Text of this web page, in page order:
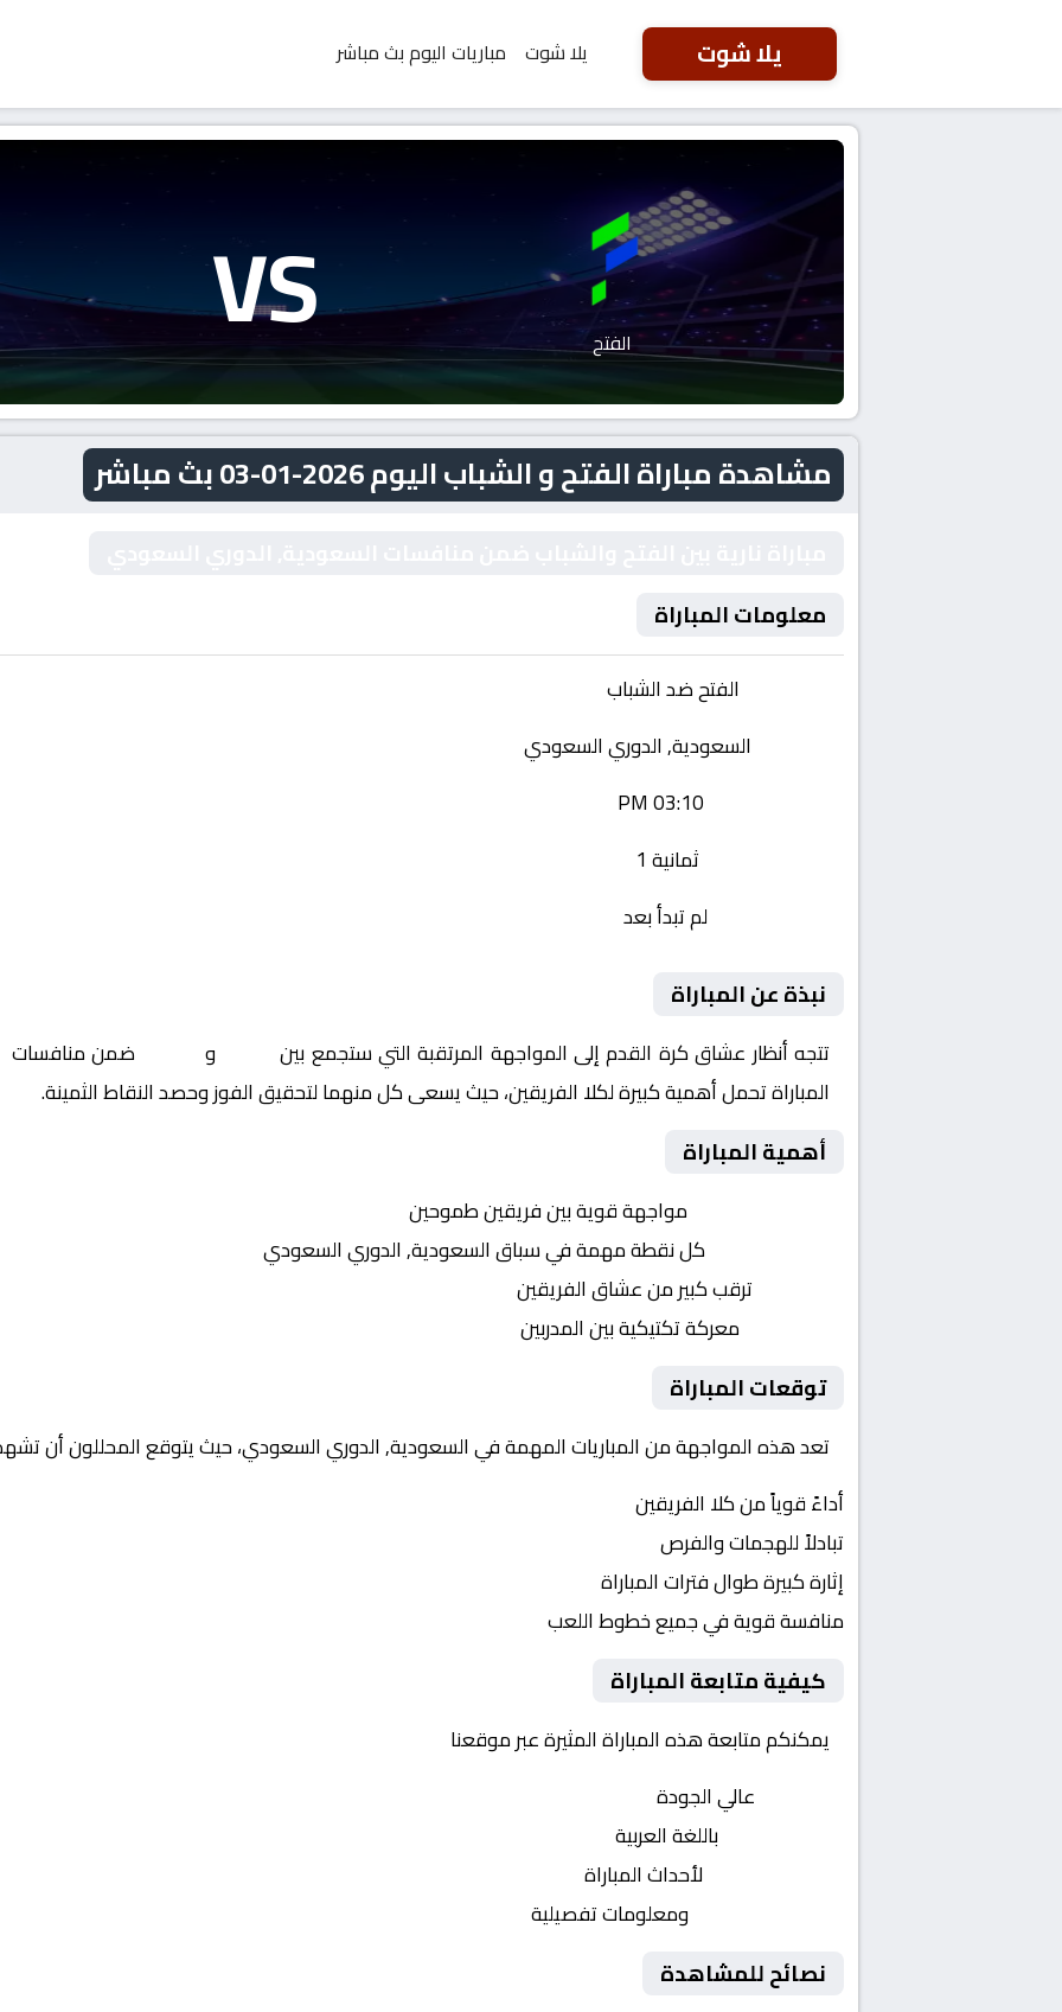
يلا شوت يلا شوت مباريات اليوم بث مباشر
الفتح VS
مشاهدة مباراة الفتح و الشباب اليوم 2026-01-03 بث مباشر
معلومات المباراة
الفتح ضد الشباب
السعودية, الدوري السعودي
ثمانية 1
لم تبدأ بعد
نبذة عن المباراة
تتجه أنظار عشاق كرة القدم إلى المواجهة المرتقبة التي ستجمع بين والشباب ضمن منافسات
المباراة تحمل أهمية كبيرة لكلا الفريقين، حيث يسعى كل منهما لتحقيق الفوز وحصد النقاط الثمينة.
أهمية المباراة
مواجهة قوية بين فريقين طموحين
كل نقطة مهمة في سباق السعودية, الدوري السعودي
ترقب كبير من عشاق الفريقين
معركة تكتيكية بين المدربين
توقعات المباراة
تعد هذه المواجهة من المباريات المهمة في السعودية, الدوري السعودي، حيث يتوقع المحللون أن تشهد
أداءً قوياً من كلا الفريقين
تبادلاً للهجمات والفرص
إثارة كبيرة طوال فترات المباراة
منافسة قوية في جميع خطوط اللعب
كيفية متابعة المباراة
يمكنكم متابعة هذه المباراة المثيرة عبر موقعنا
عالي الجودة
باللغة العربية
لأحداث المباراة
ومعلومات تفصيلية
نصائح للمشاهدة